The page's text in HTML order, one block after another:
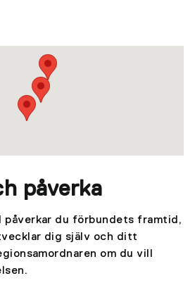
påverka
påverkar du förbundets framtid,
dig själv och ditt
om du vill